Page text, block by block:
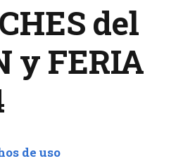
del
y FERIA
de uso